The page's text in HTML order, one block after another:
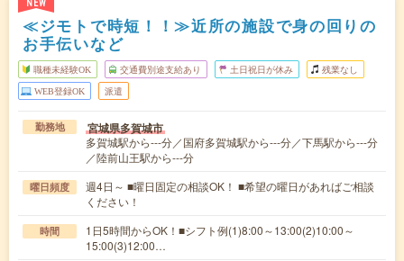
NEW
≪ジモトで時短！！≫近所の施設で身の回りの
お手伝いなど
職種未経験OK 交通費別途支給あり 土日祝日が休み 残業なし
WEB登録OK 派遣
勤務地 宮城県多賀城市
多賀城駅から---分／国府多賀城駅から---分／下馬駅から---分
／陸前山王駅から---分
曜日頻度
週4日～ ■曜日固定の相談OK！ ■希望の曜日があればご相談
ください！
時間
1日5時間からOK！■シフト例(1)8:00～13:00(2)10:00～
15:00(3)12:00…